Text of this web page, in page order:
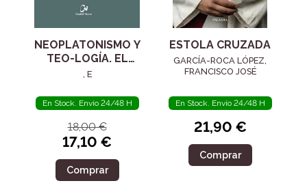
NEOPLATONISMO Y
TEO-LOGÍA. EL
SIGLO IV
, E
En Stock. Envío 24/48 H
18,00 €
17,10 €
Comprar
ESTOLA CRUZADA
GARCÍA-ROCA LÓPEZ,
FRANCISCO JOSÉ
En Stock. Envío 24/48 H
21,90 €
Comprar